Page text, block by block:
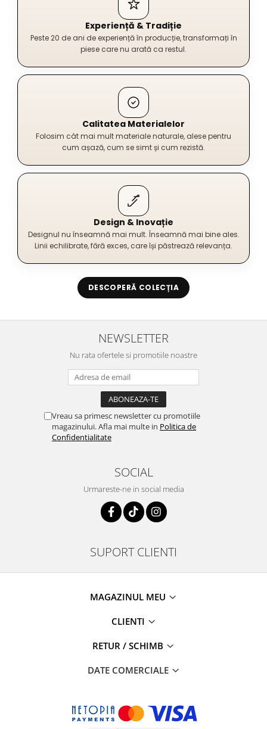
Experiență & Tradiție
Peste 20 de ani de experiență în producție, transformați în
piese care nu arată ca restul.
Calitatea Materialelor
Folosim cât mai mult materiale naturale, alese pentru
cum așază, cum se simt și cum rezistă.
Design & Inovație
Designul nu înseamnă mai mult. Înseamnă mai bine ales.
Linii echilibrate, fără exces, care își păstrează relevanța.
DESCOPERĂ COLECȚIA
NEWSLETTER
Nu rata ofertele si promotiile noastre
Vreau sa primesc newsletter cu promotiile
magazinului. Afla mai multe in Politica de
Confidentialitate
SOCIAL
Urmareste-ne in social media
SUPORT CLIENTI
MAGAZINUL MEU
CLIENTI
RETUR / SCHIMB
DATE COMERCIALE